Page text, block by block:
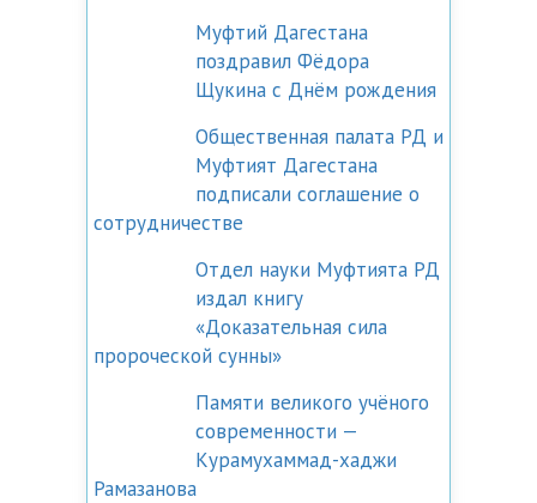
Муфтий Дагестана
поздравил Фёдора
Щукина с Днём рождения
Общественная палата РД и
Муфтият Дагестана
подписали соглашение о
сотрудничестве
Отдел науки Муфтията РД
издал книгу
«Доказательная сила
пророческой сунны»
Памяти великого учёного
современности —
Курамухаммад-хаджи
Рамазанова